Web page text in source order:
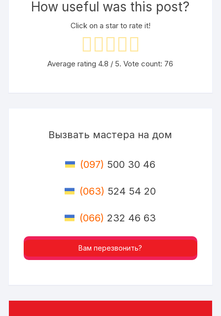
How useful was this post?
Click on a star to rate it!
Average rating4.8 / 5. Vote count: 76
Вызвать мастера на дом
(097) 500 30 46
(063) 524 54 20
(066) 232 46 63
Вам перезвонить?